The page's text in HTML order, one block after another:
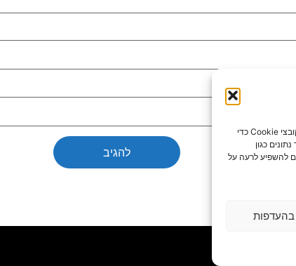
כדי לספק את חוויות המשתמש הטובות ביותר, אנו משתמשים בטכנולוגיות כמו קובצי Cookie כדי
כגון
להשפיע לרעה על
בהעדפות